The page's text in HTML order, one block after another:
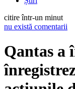
citire într-un minut
nu există comentarii
Qantas a